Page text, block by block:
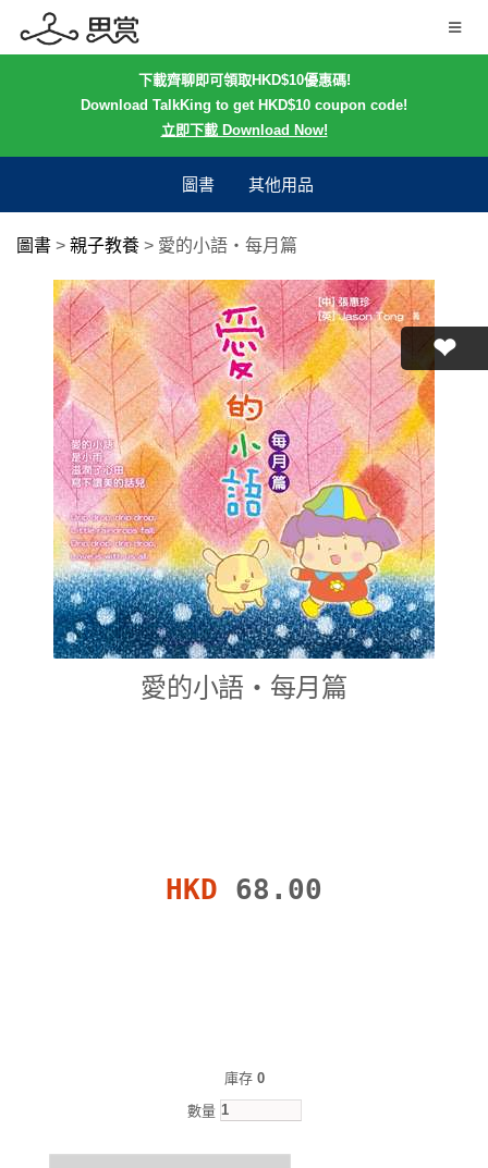
下載齊聊即可領取HKD$10優惠碼!
Download TalkKing to get HKD$10 coupon code!
立即下載 Download Now!
圖書 其他用品
圖書 > 親子教養 > 愛的小語‧每月篇
愛的小語‧每月篇
HKD 68.00
庫存 0
數量